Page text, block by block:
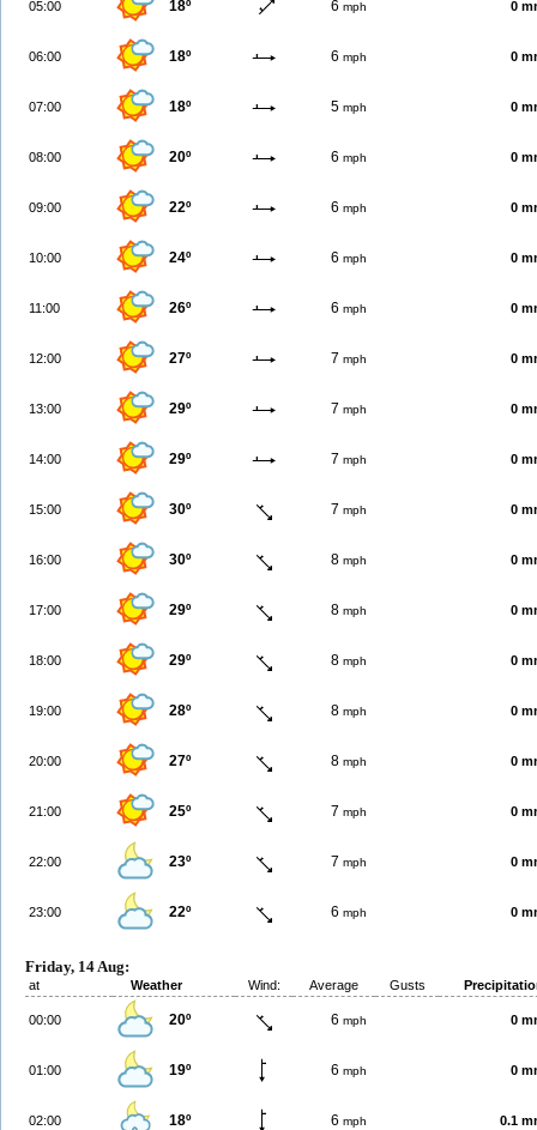
05:00 18º 6 mph 0
06:00 18º 6 mph 0
07:00 18º 5 mph 0
08:00 20º 6 mph 0
09:00 22º 6 mph 0
10:00 24º 6 mph 0
11:00 26º 6 mph 0
12:00 27º 7 mph 0
13:00 29º 7 mph 0
14:00 29º 7 mph 0
15:00 30º 7 mph 0
16:00 30º 8 mph 0
17:00 29º 8 mph 0
18:00 29º 8 mph 0
19:00 28º 8 mph 0
20:00 27º 8 mph 0
21:00 25º 7 mph 0
22:00 23º 7 mph 0
23:00 22º 6 mph 0
Friday, 14 Aug:
at Weather Wind: Average Gusts
00:00 20º 6 mph 0
01:00 19º 6 mph 0
02:00 18º 6 mph 0.1